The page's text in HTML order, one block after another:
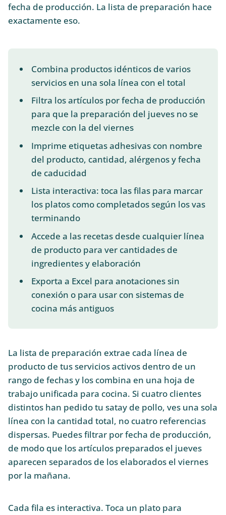
fecha de producción. La lista de preparación hace
exactamente eso.
Combina productos idénticos de varios
servicios en una sola línea con el total
Filtra los artículos por fecha de producción
para que la preparación del jueves no se
mezcle con la del viernes
Imprime etiquetas adhesivas con nombre
del producto, cantidad, alérgenos y fecha
de caducidad
Lista interactiva: toca las filas para marcar
los platos como completados según los vas
terminando
Accede a las recetas desde cualquier línea
de producto para ver cantidades de
ingredientes y elaboración
Exporta a Excel para anotaciones sin
conexión o para usar con sistemas de
cocina más antiguos
La lista de preparación extrae cada línea de
producto de tus servicios activos dentro de un
rango de fechas y los combina en una hoja de
trabajo unificada para cocina. Si cuatro clientes
distintos han pedido tu satay de pollo, ves una sola
línea con la cantidad total, no cuatro referencias
dispersas. Puedes filtrar por fecha de producción,
de modo que los artículos preparados el jueves
aparecen separados de los elaborados el viernes
por la mañana.
Cada fila es interactiva. Toca un plato para